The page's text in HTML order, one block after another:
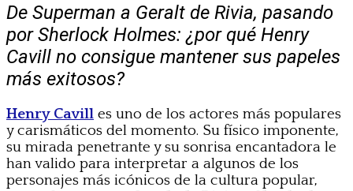
De Superman a Geralt de Rivia, pasando
por Sherlock Holmes: ¿por qué Henry
Cavill no consigue mantener sus papeles
más exitosos?
Henry Cavill es uno de los actores más populares
y carismáticos del momento. Su físico imponente,
su mirada penetrante y su sonrisa encantadora le
han valido para interpretar a algunos de los
personajes más icónicos de la cultura popular,